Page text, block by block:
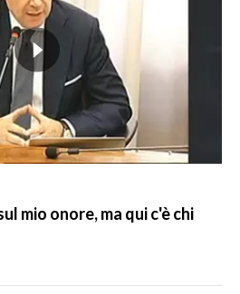
mio onore, ma qui c'è chi